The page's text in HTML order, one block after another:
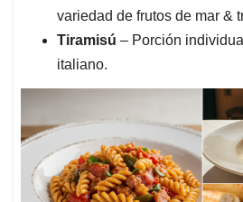
variedad de frutos de mar &
Tiramisú – Porción
italiano.